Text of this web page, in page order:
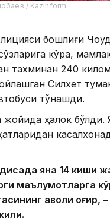
/ Kazinform
бошлиғи
кўра,
тахминан 240
Силхет
тўқнашди.
жойида ҳалок бўлди.
яна 14 киши
маълумотларга
аҳволи оғир,